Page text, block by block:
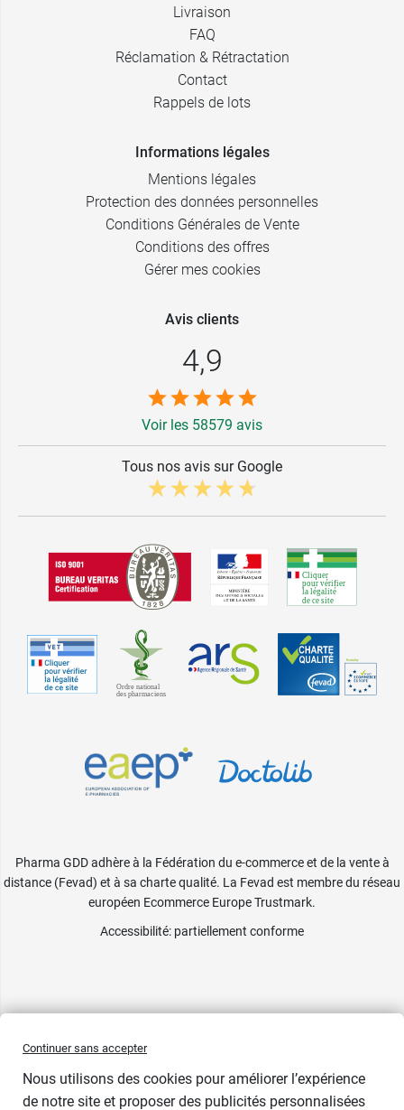
Livraison
FAQ
Réclamation & Rétractation
Contact
Rappels de lots
Informations légales
Mentions légales
Protection des données personnelles
Conditions Générales de Vente
Conditions des offres
Gérer mes cookies
Avis clients
4,9
Voir les 58579 avis
Tous nos avis sur Google
Pharma GDD adhère à la Fédération du e-commerce et de la vente à
distance (Fevad) et à sa charte qualité. La Fevad est membre du réseau
européen Ecommerce Europe Trustmark.
Accessibilité: partiellement conforme
Continuer sans accepter
Nous utilisons des cookies pour améliorer l’expérience
de notre site et proposer des publicités personnalisées